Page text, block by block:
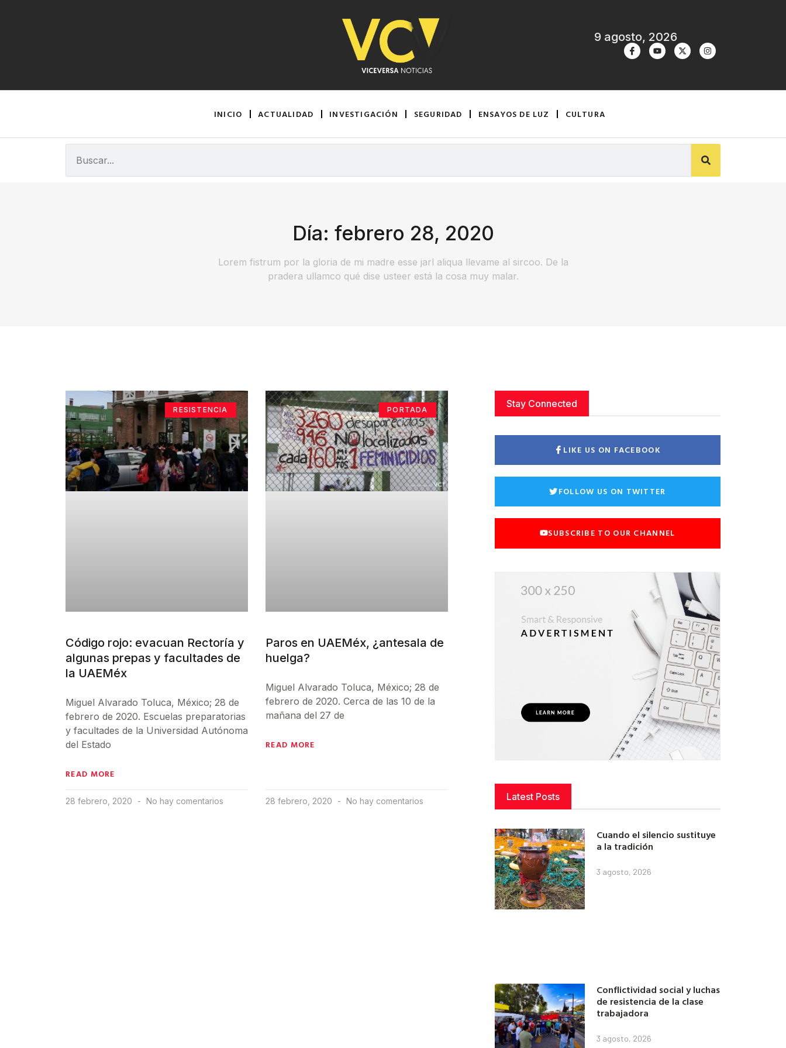
9 agosto, 2026
INICIO ACTUALIDAD INVESTIGACIÓN SEGURIDAD ENSAYOS DE LUZ CULTURA
Día: febrero 28, 2020
Lorem fistrum por la gloria de mi madre esse jarl aliqua llevame al sircoo. De la
pradera ullamco qué dise usteer está la cosa muy malar.
RESISTENCIA
Código rojo: evacuan Rectoría y
algunas prepas y facultades de
la UAEMéx
Miguel Alvarado Toluca, México; 28 de
febrero de 2020. Escuelas preparatorias
y facultades de la Universidad Autónoma
del Estado
READ MORE
28 febrero, 2020 No hay comentarios
PORTADA
Paros en UAEMéx, ¿antesala de
huelga?
Miguel Alvarado Toluca, México; 28 de
febrero de 2020. Cerca de las 10 de la
mañana del 27 de
READ MORE
28 febrero, 2020 No hay comentarios
Stay Connected
LIKE US ON FACEBOOK
FOLLOW US ON TWITTER
SUBSCRIBE TO OUR CHANNEL
Latest Posts
Cuando el silencio sustituye
a la tradición
3 agosto, 2026
Conflictividad social y luchas
de resistencia de la clase
trabajadora
3 agosto, 2026